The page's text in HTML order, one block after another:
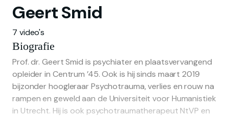
GeertSmid
7 video's
Biografie
Prof. dr. Geert Smid is psychiater en plaatsvervangend
opleider in Centrum ’45. Ook is hij sinds maart 2019
bijzonder hoogleraar Psychotrauma, verlies en rouw na
rampen en geweld aan de Universiteit voor Humanistiek
in Utrecht. Hij is ook psychotraumatherapeut NtVP en